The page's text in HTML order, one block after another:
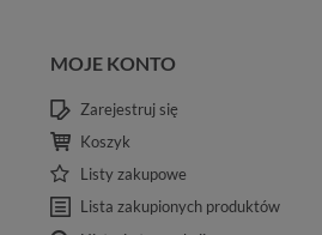
MOJE KONTO
Zarejestruj się
Koszyk
Listy zakupowe
Lista zakupionych produktów